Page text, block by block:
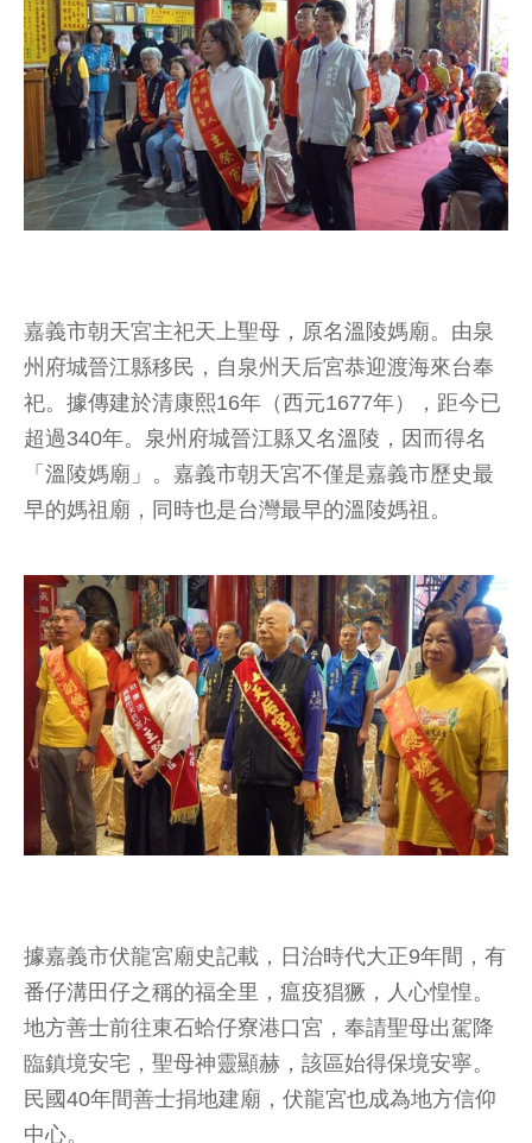
嘉義市朝天宮主祀天上聖母，原名溫陵媽廟。由泉
州府城晉江縣移民，自泉州天后宮恭迎渡海來台奉
祀。據傳建於清康熙16年（西元1677年），距今已
超過340年。泉州府城晉江縣又名溫陵，因而得名
「溫陵媽廟」。嘉義市朝天宮不僅是嘉義市歷史最
早的媽祖廟，同時也是台灣最早的溫陵媽祖。
據嘉義市伏龍宮廟史記載，日治時代大正9年間，有
番仔溝田仔之稱的福全里，瘟疫猖獗，人心惶惶。
地方善士前往東石蛤仔寮港口宮，奉請聖母出駕降
臨鎮境安宅，聖母神靈顯赫，該區始得保境安寧。
民國40年間善士捐地建廟，伏龍宮也成為地方信仰
中心。